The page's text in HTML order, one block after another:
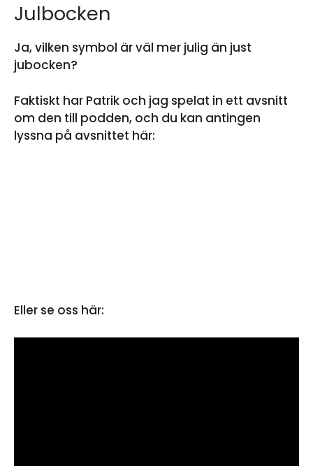
Julbocken
Ja, vilken symbol är väl mer julig än just
jubocken?
Faktiskt har Patrik och jag spelat in ett avsnitt
om den till podden, och du kan antingen
lyssna på avsnittet här:
Eller se oss här: